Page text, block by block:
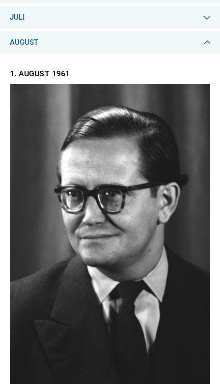
JULI
AUGUST
1. AUGUST 1961